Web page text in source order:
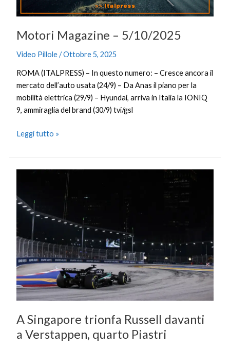
Motori Magazine – 5/10/2025
Video Pillole/Ottobre 5, 2025
ROMA (ITALPRESS) – In questo numero: – Cresce ancora il
mercato dell’auto usata (24/9) – Da Anas il piano per la
mobilità elettrica (29/9) – Hyundai, arriva in Italia la IONIQ
9, ammiraglia del brand (30/9) tvi/gsl
Leggi tutto »
A Singapore trionfa Russell davanti
a Verstappen, quarto Piastri
trionfa
Russell
davanti
a
Verstappen,
quarto
Piastri